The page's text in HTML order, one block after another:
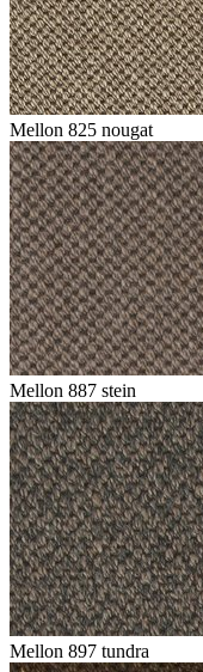
Mellon 825 nougat
Mellon 887 stein
Mellon 897 tundra